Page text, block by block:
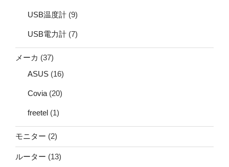
USB温度計 (9)
USB電力計 (7)
メーカ (37)
ASUS (16)
Covia (20)
freetel (1)
モニター (2)
ルーター (13)